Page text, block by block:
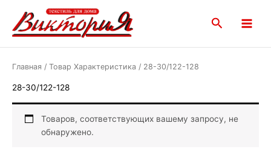
содержимому
Поиск
Menu
Главная / Товар Характеристика / 28-30/122-128
28-30/122-128
Товаров, соответствующих вашему запросу, не
обнаружено.